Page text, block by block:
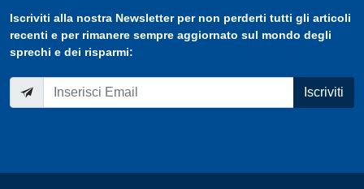
Iscriviti alla nostra Newsletterper non perderti tutti gli articoli
recenti e per rimanere sempre aggiornato sul mondo degli
sprechi e dei risparmi:
Iscriviti